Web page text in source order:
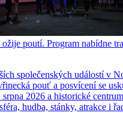
poutí. Program nabídne
společenských událostí v
pouť a posvícení se
2026 a historické
hudba, stánky, atrakce i